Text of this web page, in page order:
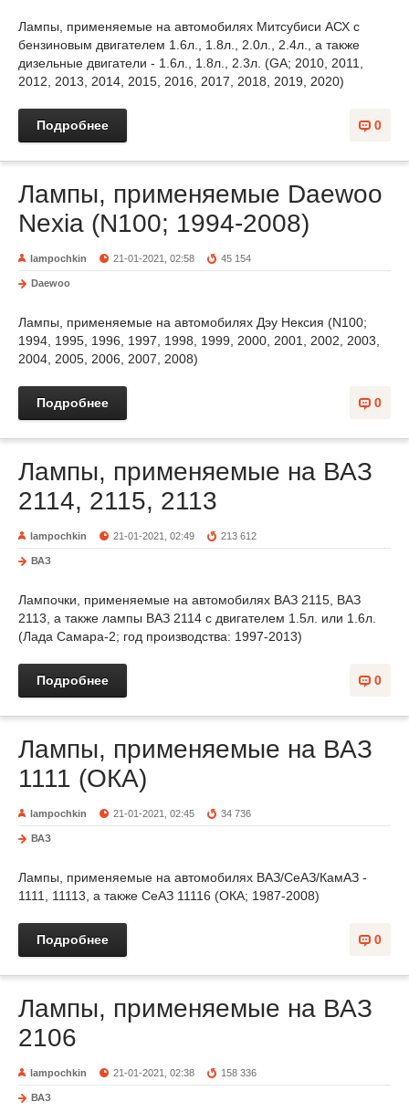
Лампы, применяемые на автомобилях Митсубиси АСХ с
бензиновым двигателем 1.6л., 1.8л., 2.0л., 2.4л., а также
дизельные двигатели - 1.6л., 1.8л., 2.3л. (GA; 2010, 2011,
2012, 2013, 2014, 2015, 2016, 2017, 2018, 2019, 2020)
0
Подробнее
Лампы, применяемые Daewoo
Nexia (N100; 1994-2008)
lampochkin 21-01-2021, 02:58 45 154
Daewoo
Лампы, применяемые на автомобилях Дэу Нексия (N100;
1994, 1995, 1996, 1997, 1998, 1999, 2000, 2001, 2002, 2003,
2004, 2005, 2006, 2007, 2008)
0
Подробнее
Лампы, применяемые на ВАЗ
2114, 2115, 2113
lampochkin 21-01-2021, 02:49 213 612
ВАЗ
Лампочки, применяемые на автомобилях ВАЗ 2115, ВАЗ
2113, а также лампы ВАЗ 2114 с двигателем 1.5л. или 1.6л.
(Лада Самара-2; год производства: 1997-2013)
0
Подробнее
Лампы, применяемые на ВАЗ
1111 (ОКА)
lampochkin 21-01-2021, 02:45 34 736
ВАЗ
Лампы, применяемые на автомобилях ВАЗ/СеАЗ/КамАЗ -
1111, 11113, а также СеАЗ 11116 (ОКА; 1987-2008)
0
Подробнее
Лампы, применяемые на ВАЗ
2106
lampochkin 21-01-2021, 02:38 158 336
ВАЗ